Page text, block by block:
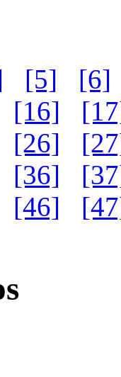
[5]
[6]
[16]
[26]
[36]
[46]